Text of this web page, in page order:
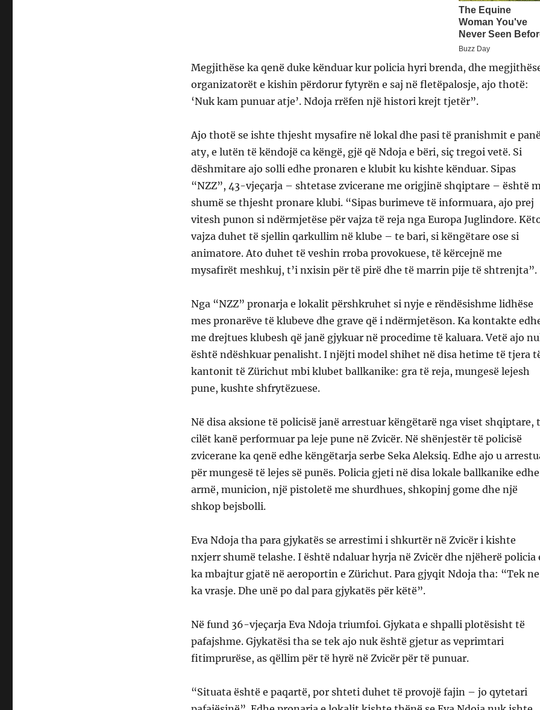
Megjithëse ka qenë duke kënduar kur policia hyri brenda, dhe
organizatorët e kishin përdorur fytyrën e saj në fletëpalosje, ajo thotë:
‘Nuk kam punuar atje’. Ndoja rrëfen një histori krejt tjetër”.
Ajo thotë se ishte thjesht mysafire në lokal dhe pasi të pranishmit e
aty, e lutën të këndojë ca këngë, gjë që Ndoja e bëri, siç tregoi vetë. Si
dëshmitare ajo solli edhe pronaren e klubit ku kishte kënduar. Sipas
“NZZ”, 43-vjeçarja – shtetase zvicerane me origjinë shqiptare – është
shumë se thjesht pronare klubi. “Sipas burimeve të informuara, ajo prej
vitesh punon si ndërmjetëse për vajza të reja nga Europa Juglindore.
vajza duhet të sjellin qarkullim në klube – te bari, si këngëtare ose si
animatore. Ato duhet të veshin rroba provokuese, të kërcejnë me
mysafirët meshkuj, t’i nxisin për të pirë dhe të marrin pije të shtrenjta”.
Nga “NZZ” pronarja e lokalit përshkruhet si nyje e rëndësishme lidhëse
mes pronarëve të klubeve dhe grave që i ndërmjetëson. Ka kontakte
me drejtues klubesh që janë gjykuar në procedime të kaluara. Vetë ajo
është ndëshkuar penalisht. I njëjti model shihet në disa hetime të tjera
kantonit të Zürichut mbi klubet ballkanike: gra të reja, mungesë lejesh
pune, kushte shfrytëzuese.
Në disa aksione të policisë janë arrestuar këngëtarë nga viset shqiptare,
cilët kanë performuar pa leje pune në Zvicër. Në shënjestër të policisë
zvicerane ka qenë edhe këngëtarja serbe Seka Aleksiq. Edhe ajo u
për mungesë të lejes së punës. Policia gjeti në disa lokale ballkanike edhe
armë, municion, një pistoletë me shurdhues, shkopinj gome dhe një
shkop bejsbolli.
Eva Ndoja tha para gjykatës se arrestimi i shkurtër në Zvicër i kishte
nxjerr shumë telashe. I është ndaluar hyrja në Zvicër dhe njëherë policia
ka mbajtur gjatë në aeroportin e Zürichut. Para gjyqit Ndoja tha: “Tek ne
ka vrasje. Dhe unë po dal para gjykatës për këtë”.
Në fund 36-vjeçarja Eva Ndoja triumfoi. Gjykata e shpalli plotësisht të
pafajshme. Gjykatësi tha se tek ajo nuk është gjetur as veprimtari
fitimprurëse, as qëllim për të hyrë në Zvicër për të punuar.
“Situata është e paqartë, por shteti duhet të provojë fajin – jo qytetari